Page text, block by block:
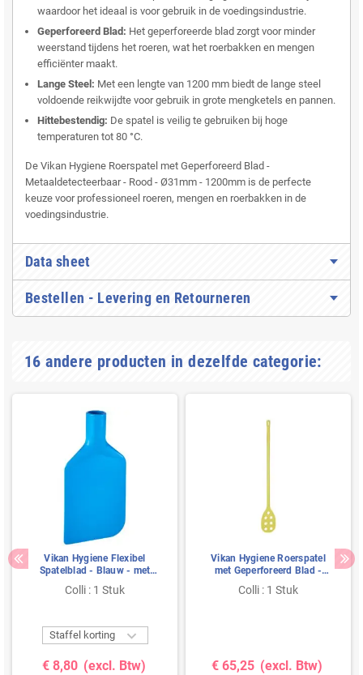
waardoor het ideaal is voor gebruik in de voedingsindustrie.
Geperforeerd Blad: Het geperforeerde blad zorgt voor minder
weerstand tijdens het roeren, wat het roerbakken en mengen
efficiënter maakt.
Lange Steel: Met een lengte van 1200 mm biedt de lange steel
voldoende reikwijdte voor gebruik in grote mengketels en pannen.
Hittebestendig: De spatel is veilig te gebruiken bij hoge
temperaturen tot 80 °C.
De Vikan Hygiene Roerspatel met Geperforeerd Blad -
Metaaldetecteerbaar - Rood - Ø31mm - 1200mm is de perfecte
keuze voor professioneel roeren, mengen en roerbakken in de
voedingsindustrie.
Data sheet
Bestellen - Levering en Retourneren
16 andere producten in dezelfde categorie:
Vikan Hygiene Flexibel
Spatelblad - Blauw - met
Steelaansluiting - 220mm
Colli : 1 Stuk
Staffel korting 
€ 8,80 (excl. Btw)
Vikan Hygiene Roerspatel
met Geperforeerd Blad -
Metaaldetecteerbaar - Geel -
Ø31mm - 1200mm
Colli : 1 Stuk
€ 65,25 (excl. Btw)